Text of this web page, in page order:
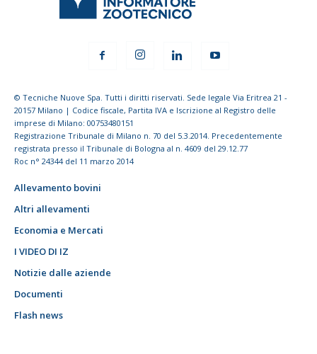
© Tecniche Nuove Spa. Tutti i diritti riservati. Sede legale Via Eritrea 21 -
20157 Milano | Codice fiscale, Partita IVA e Iscrizione al Registro delle
imprese di Milano: 00753480151
Registrazione Tribunale di Milano n. 70 del 5.3.2014. Precedentemente
registrata presso il Tribunale di Bologna al n. 4609 del 29.12.77
Roc n° 24344 del 11 marzo 2014
Allevamento bovini
Altri allevamenti
Economia e Mercati
I VIDEO DI IZ
Notizie dalle aziende
Documenti
Flash news